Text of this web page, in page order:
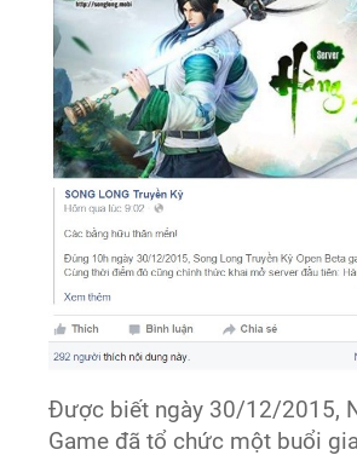
Được biết ngày 30/12/2015,
Game đã tổ chức một buổi